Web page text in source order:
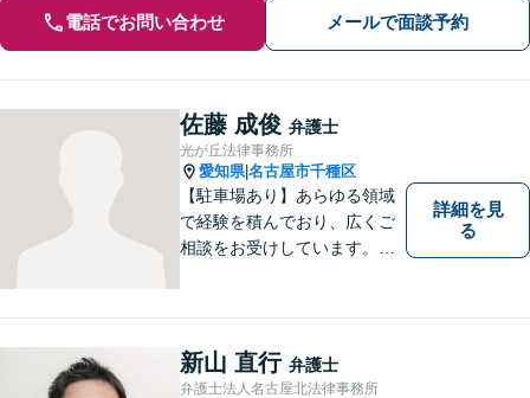
電話でお問い合わせ メールで面談予約
佐藤 成俊 弁護士
光が丘法律事務所
愛知県|名古屋市千種区
【駐車場あり】あらゆる領域
で経験を積んでおり、広くご
相談をお受けしています。ご
ブル解決に対応いたします。
詳細を見
る
新山 直行 弁護士
弁護士法人名古屋北法律事務所